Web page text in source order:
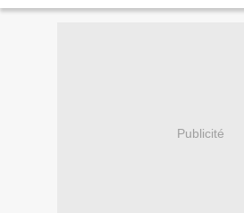
Publicité